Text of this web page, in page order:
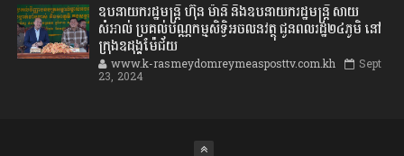
ឧបនាយករដ្ឋមន្ដ្រី ហ៊ុន ម៉ានី និងឧបនាយករដ្ឋមន្ដ្រី សាយ
សំអាល់ ប្រគល់បណ្ណកម្មសិទ្ធិអចលនវត្ថុ ជូនពលរដ្ឋ២៤ភូមិ នៅ
ក្រុងឧដុង្គម៉ែជ័យ
www.k-rasmeydomreymeasposttv.com.kh Sept
23, 2024